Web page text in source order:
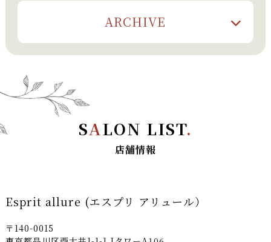
ARCHIVE
SALON LIST.
店舗情報
Esprit allure (エスプリ アリュール）
〒140-0015